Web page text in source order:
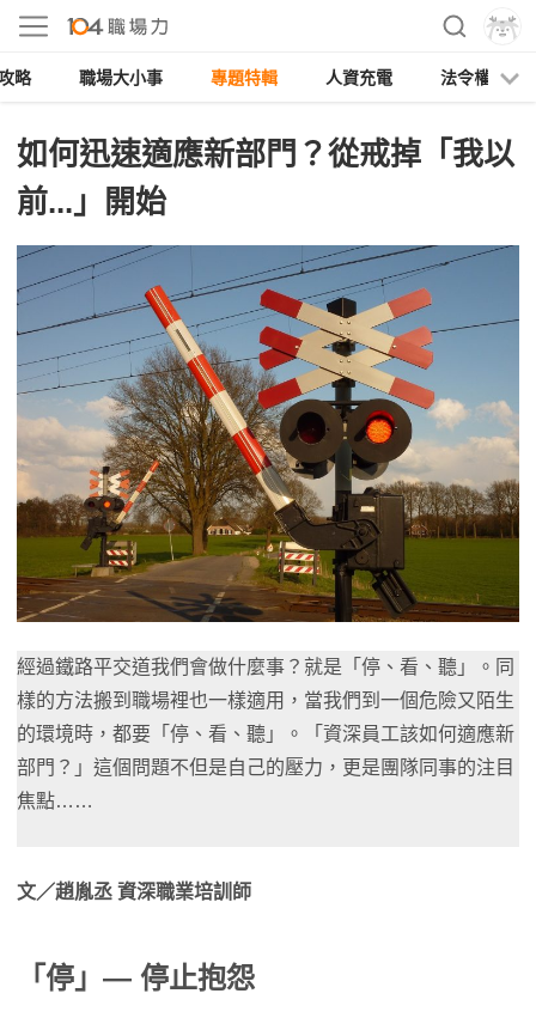
略 職場大小事 專題特輯 人資充電 法令權益
如何迅速適應新部門？從戒掉「我以
前...」開始
經過鐵路平交道我們會做什麼事？就是「停、看、聽」。同
樣的方法搬到職場裡也一樣適用，當我們到一個危險又陌生
的環境時，都要「停、看、聽」。「資深員工該如何適應新
部門？」這個問題不但是自己的壓力，更是團隊同事的注目
焦點……
文／趙胤丞 資深職業培訓師
「停」— 停止抱怨